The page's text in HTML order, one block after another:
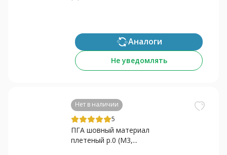
Аналоги
Не уведомлять
Нет в наличии
5
ПГА шовный материал
плетеный р.0 (M3,...